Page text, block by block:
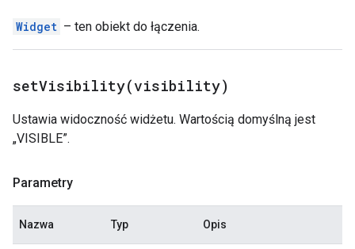
Widget – ten obiekt do łączenia.
setVisibility(visibility)
Ustawia widoczność widżetu. Wartością domyślną jest
„VISIBLE”.
Parametry
Nazwa Typ Opis